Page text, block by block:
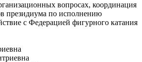
вопросах, координация
президиума по исполнению
с Федерацией фигурного катания